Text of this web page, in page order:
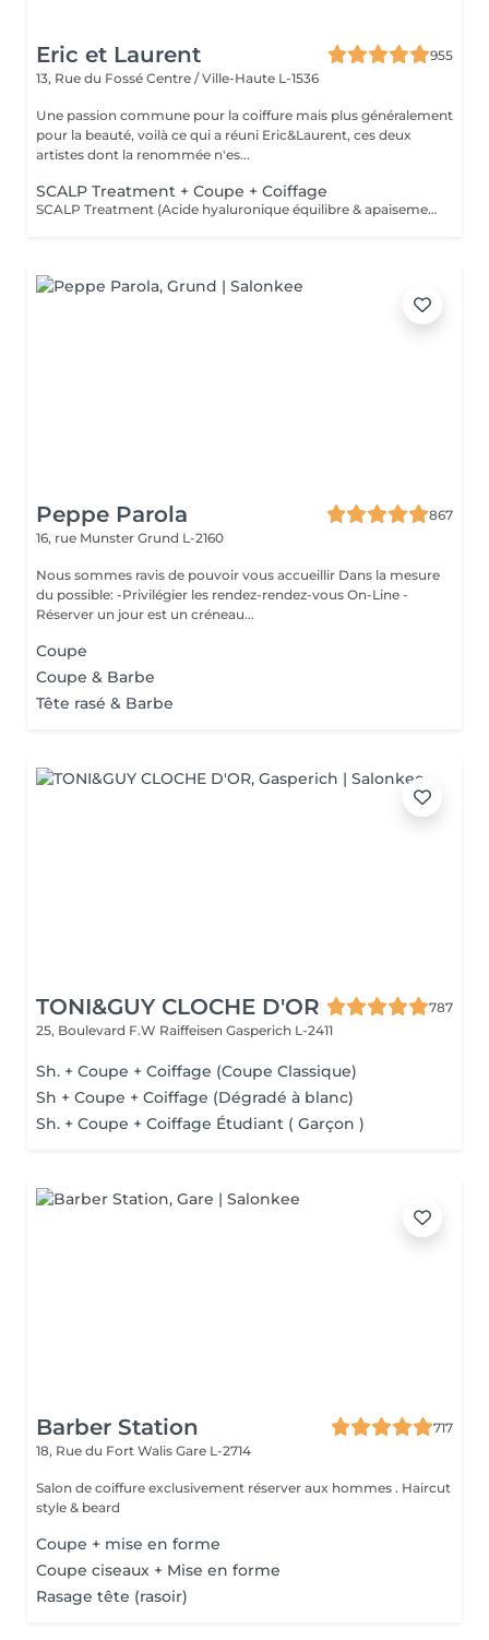
Eric et Laurent
955
13, Rue du Fossé Centre / Ville-Haute L-1536
Une passion commune pour la coiffure mais plus généralement
pour la beauté, voilà ce qui a réuni Eric&Laurent, ces deux
artistes dont la renommée n'es...
SCALP Treatment + Coupe + Coiffage
SCALP Treatment (Acide hyaluronique équilibre & apaisement) Pour rééquilibrer et purifier le cuir chevelu. Idéal en cas de démangeaisons, pellicules, sécheresse ou excès de sébum. -Apaise le cuir chevelu -Purifie en douceur -Rééquilibre la barrière protectrice naturelle -Favorise un environnement sain pour la pousse
Peppe Parola
867
16, rue Munster Grund L-2160
Nous sommes ravis de pouvoir vous accueillir Dans la mesure
du possible: -Privilégier les rendez-rendez-vous On-Line -
Réserver un jour est un créneau...
Coupe
Coupe & Barbe
Tête rasé & Barbe
TONI&GUY CLOCHE D'OR
787
25, Boulevard F.W Raiffeisen Gasperich L-2411
Sh. + Coupe + Coiffage (Coupe Classique)
Sh + Coupe + Coiffage (Dégradé à blanc)
Sh. + Coupe + Coiffage Étudiant ( Garçon )
Barber Station
717
18, Rue du Fort Walis Gare L-2714
Salon de coiffure exclusivement réserver aux hommes . Haircut
style & beard
Coupe + mise en forme
Coupe ciseaux + Mise en forme
Rasage tête (rasoir)